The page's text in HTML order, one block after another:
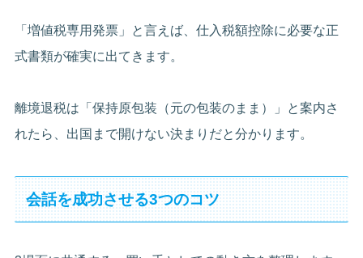
「増値税専用発票」と言えば、仕入税額控除に必要な正
式書類が確実に出てきます。
離境退税は「保持原包装（元の包装のまま）」と案内さ
れたら、出国まで開けない決まりだと分かります。
会話を成功させる3つのコツ